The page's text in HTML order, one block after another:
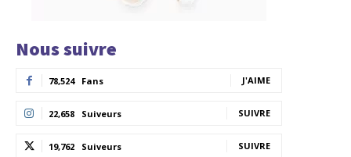
Nous suivre
78,524 Fans J'AIME
22,658 Suiveurs SUIVRE
19,762 Suiveurs SUIVRE